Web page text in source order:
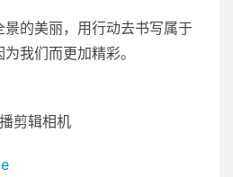
的美丽，用行动去书写属于
我们而更加精彩。
剪辑相机